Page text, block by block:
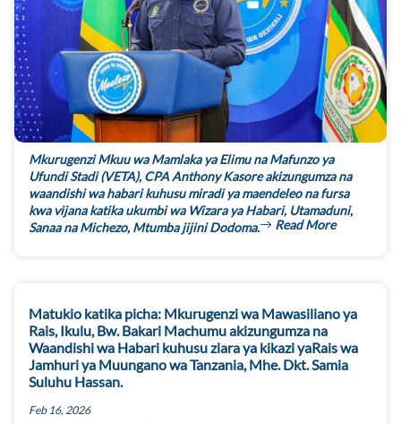
Mkurugenzi Mkuu wa Mamlaka ya Elimu na Mafunzo ya
Ufundi Stadi (VETA), CPA Anthony Kasore akizungumza na
waandishi wa habari kuhusu miradi ya maendeleo na fursa
kwa vijana katika ukumbi wa Wizara ya Habari, Utamaduni,
Sanaa na Michezo, Mtumba jijini Dodoma.
Read More
Matukio katika picha: Mkurugenzi wa Mawasiliano ya
Rais, Ikulu, Bw. Bakari Machumu akizungumza na
Waandishi wa Habari kuhusu ziara ya kikazi yaRais wa
Jamhuri ya Muungano wa Tanzania, Mhe. Dkt. Samia
Suluhu Hassan.
Feb 16, 2026